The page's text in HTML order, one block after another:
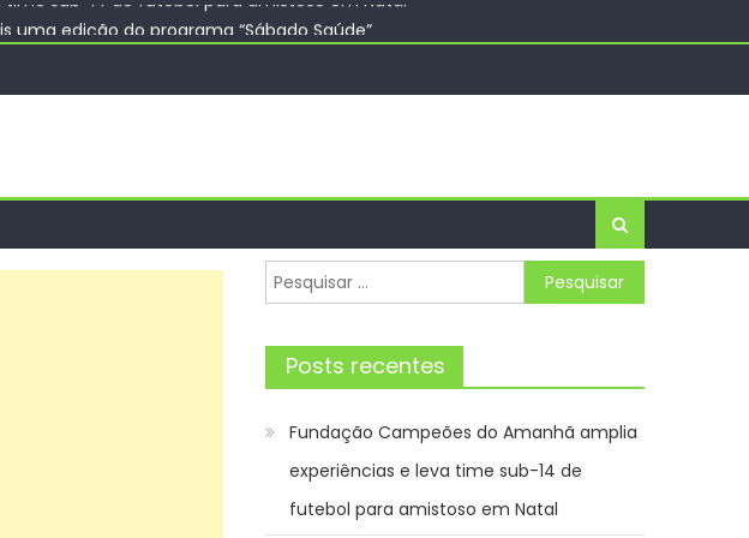
edição do programa “Sábado Saúde”
em créditos de nuvem para impulsionar startups – Prefeitura da Cidade
Fapesp–NRF – IFSP
sub-14 de futebol para amistoso em Natal
Pesquisar
por:
Posts recentes
Fundação Campeões do Amanhã amplia
experiências e leva time sub-14 de
futebol para amistoso em Natal